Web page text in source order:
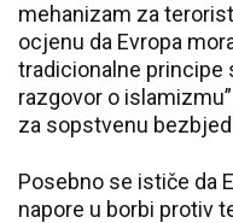
mehanizam za
ocjenu da Evropa
tradicionalne principe
razgovor o
za sopstvenu
Posebno se ističe da
napore u borbi protiv